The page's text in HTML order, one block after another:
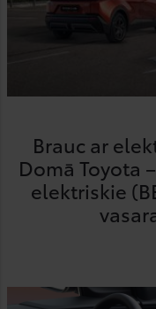
Brauc ar
Domā Toyota
elektriskie